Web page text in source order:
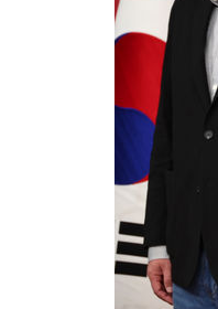
[속보]與 당대표
낮 최고 35도 '무
[속보]이강인 "감
수도권 40도 육
온열질환 사망자
강릉에 시간당
백운산서 80년근
선재도서 해루질
남자 농구, 나고야
여수 오동도 해상